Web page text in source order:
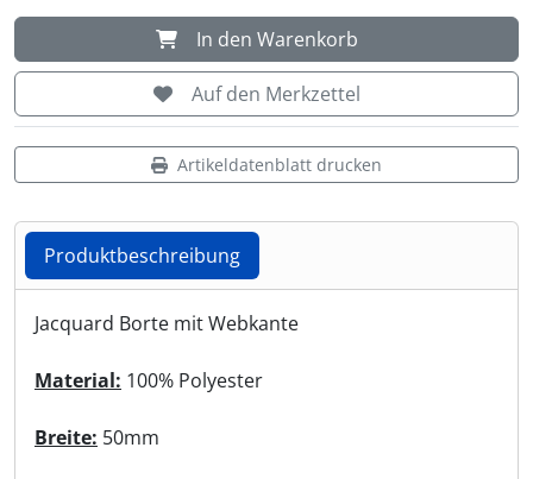
In den Warenkorb
Auf den Merkzettel
Artikeldatenblatt drucken
Produktbeschreibung
Produktbeschreibung
Jacquard Borte mit Webkante
Material: 100% Polyester
Breite: 50mm
Shisha & Raucherbedarf (23)
(28)
Trinkflaschen & -schläuche (7)
Trinkhörner, Halter & Ständer
Trommeln, Klagschalen & Musikinstrumente (37)